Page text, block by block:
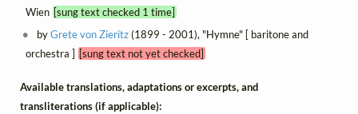
Wien [sung text checked 1 time]
byGrete von Zieritz(1899 - 2001), "Hymne" [ baritone and
orchestra ] [sung text not yet checked]
Available translations, adaptations or excerpts, and
transliterations (if applicable):